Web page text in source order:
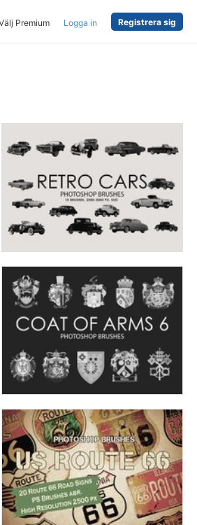
Premium Logga in Registrera sig